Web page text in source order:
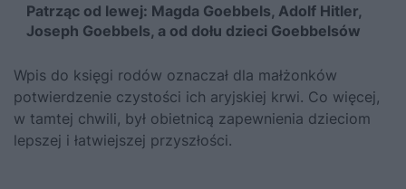
Patrząc od lewej: Magda Goebbels, Adolf Hitler,
Joseph Goebbels, a od dołu dzieci Goebbelsów
Wpis do księgi rodów oznaczał dla małżonków
potwierdzenie czystości ich aryjskiej krwi. Co więcej,
w tamtej chwili, był obietnicą zapewnienia dzieciom
lepszej i łatwiejszej przyszłości.